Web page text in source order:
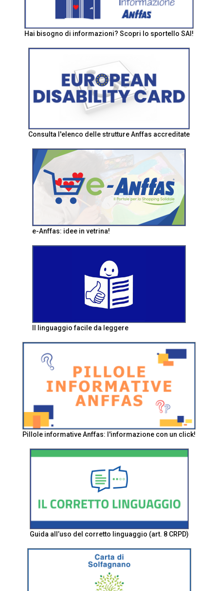
Hai bisogno di informazioni? Scopri lo sportello SAI!
Consulta l'elenco delle strutture Anffas accreditate
e-Anffas: idee in vetrina!
Il linguaggio facile da leggere
Pillole informative Anffas: l'informazione con un click!
Guida all’uso del corretto linguaggio (art. 8 CRPD)